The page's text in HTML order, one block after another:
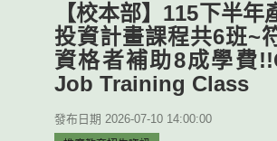
【校本部】115下半年
投資計畫課程共6班~
資格者補助8成學費
Job Training Class
發布日期 2026-07-10 14:00:00